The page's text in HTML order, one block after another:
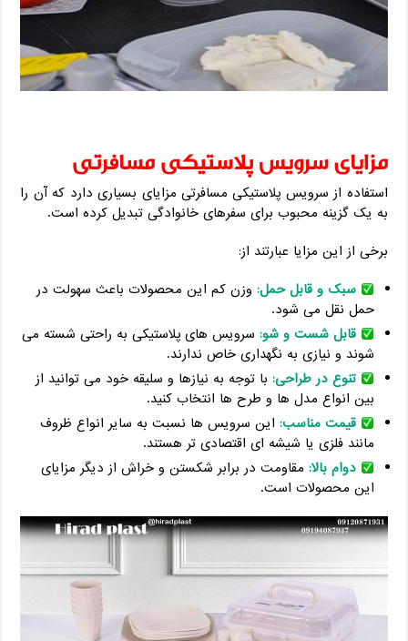
مزایای سرویس پلاستیکی مسافرتی
استفاده از سرویس پلاستیکی مسافرتی مزایای بسیاری دارد که آن را
به یک گزینه محبوب برای سفرهای خانوادگی تبدیل کرده است.
برخی از این مزایا عبارتند از:
سبک و قابل حمل: وزن کم این محصولات باعث سهولت در
حمل نقل می شود.
قابل شست و شو: سرویس های پلاستیکی به راحتی شسته می
شوند و نیازی به نگهداری خاص ندارند.
تنوع در طراحی: با توجه به نیازها و سلیقه خود می توانید از
بین انواع مدل ها و طرح ها انتخاب کنید.
قیمت مناسب: این سرویس ها نسبت به سایر انواع ظروف
مانند فلزی یا شیشه ای اقتصادی تر هستند.
دوام بالا: مقاومت در برابر شکستن و خراش از دیگر مزایای
این محصولات است.